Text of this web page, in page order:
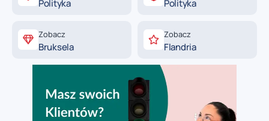
Polityka Polityka
Zobacz
Bruksela
Zobacz
Flandria